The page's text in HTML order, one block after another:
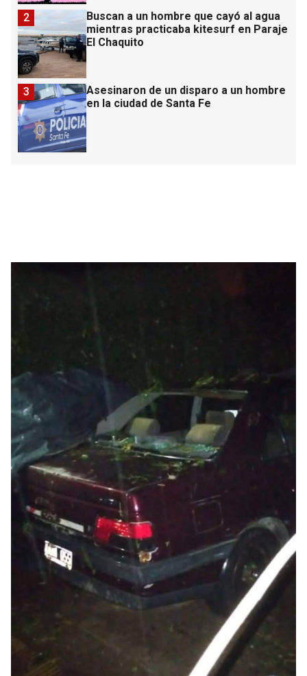
Buscan a un hombre que cayó al agua
mientras practicaba kitesurf en Paraje
El Chaquito
2
Asesinaron de un disparo a un hombre
en la ciudad de Santa Fe
3